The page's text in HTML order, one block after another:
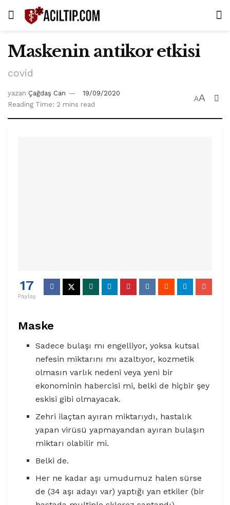
Maskenin antikor etkisi
covid
yazan Çağdaş Can
19/09/2020
Reading Time: 2 mins read
AA
17
Paylaş
Maske
Sadece bulaşı mı engelliyor, yoksa kutsal
nefesin miktarını mı azaltıyor, kozmetik
olmasın varlık nedeni veya yeni bir
ekonominin habercisi mi, belki de hiçbir şey
eskisi gibi olmayacak.
Zehri ilaçtan ayıran miktarıydı, hastalık
yapan virüsü yapmayandan ayıran bulaşın
miktarı olabilir mi.
Belki de.
Her ne kadar aşı umudumuz halen sürse
de (34 aşı adayı var) yaptığı yan etkiler (bir